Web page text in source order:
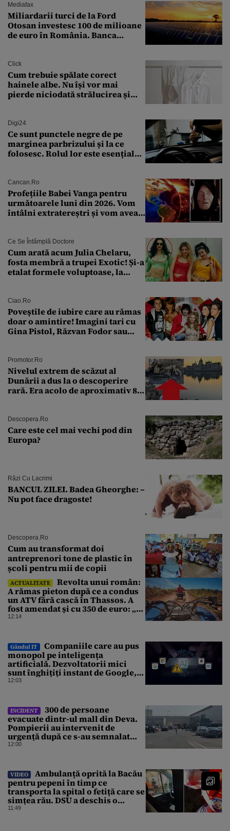
Mediafax
Miliardarii turci de la Ford
Otosan investesc 100 de milioane
de euro în România. Banca
Click
Cum trebuie spălate corect
hainele albe. Nu își vor mai
pierde niciodată strălucirea și
Digi24
Ce sunt punctele negre de pe
marginea parbrizului și la ce
folosesc. Rolul lor este esențial
Cancan.ro
Profețiile Babei Vanga pentru
următoarele luni din 2026. Vom
întâlni extratereștri și vom avea
Ce Se Întâmplă Doctore
Cum arată acum Julia Chelaru,
fosta membră a trupei Exotic! Și-a
etalat formele voluptoase, la
Ciao.ro
Poveştile de iubire care au rămas
doar o amintire! Imagini tari cu
Gina Pistol, Răzvan Fodor sau
Promotor.ro
Nivelul extrem de scăzut al
Dunării a dus la o descoperire
rară. Era acolo de aproximativ 80
Descopera.ro
Care este cel mai vechi pod din
Europa?
Râzi Cu Lacrimi
BANCUL ZILEI. Badea Gheorghe: –
Nu pot face dragoste!
Descopera.ro
Cum au transformat doi
antreprenori tone de plastic în
școli pentru mii de copii
ACTUALITATE
Revolta unui român:
A rămas pieton după ce a condus
un ATV fără cască în Thassos. A
fost amendat și cu 350 de euro: „Vi
se pare normal?”
12:14
Gândul IT
Companiile care au pus
monopol pe inteligența
artificială. Dezvoltatorii mici
sunt înghițiți instant de Google,
Amazon sau Microsoft
12:03
INCIDENT
300 de persoane
evacuate dintr-ul mall din Deva.
Pompierii au intervenit de
urgență după ce s-au semnalat
degajări mari de fum
12:00
VIDEO
Ambulanță oprită la Bacău
pentru pepeni în timp ce
transporta la spital o fetiță care se
simțea rău. DSU a deschis o
anchetă
11:49